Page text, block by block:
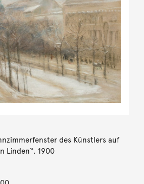
des Künstlers auf
Linden“. 1900